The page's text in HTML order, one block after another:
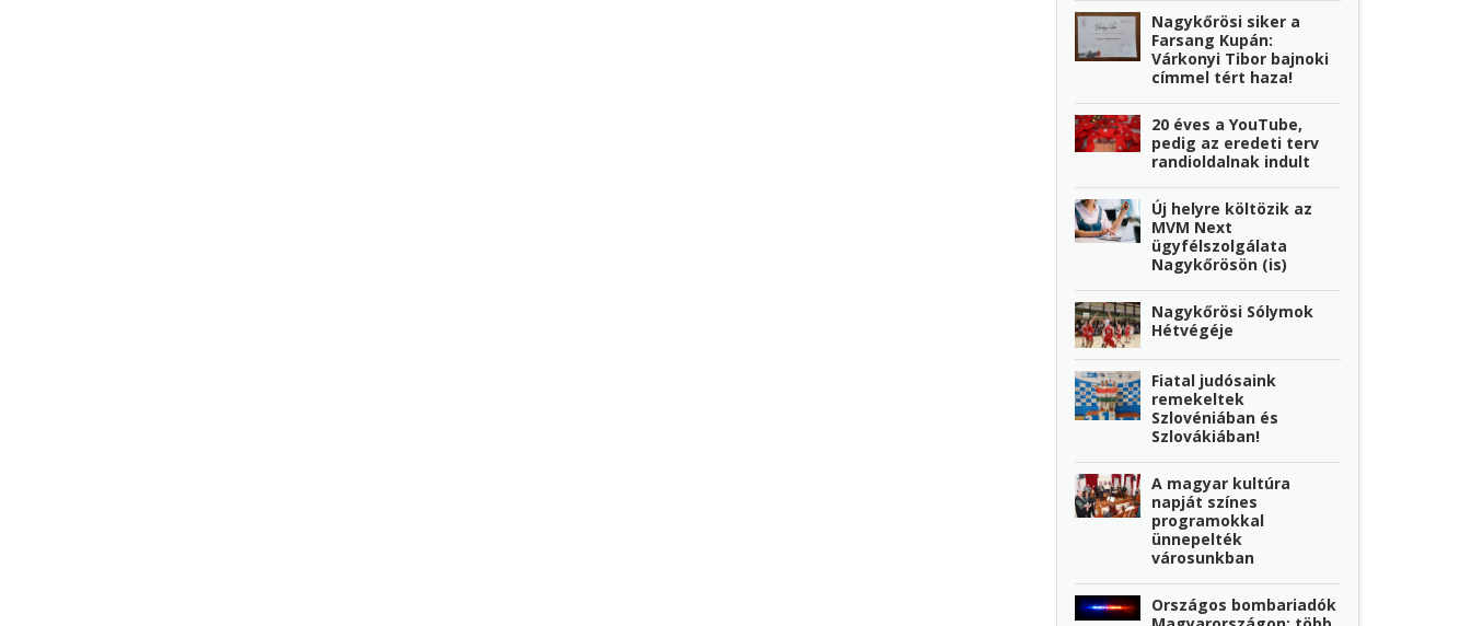
Nagykőrösi siker a
Farsang Kupán:
Várkonyi Tibor bajnoki
címmel tért haza!
20 éves a YouTube,
pedig az eredeti terv
randioldalnak indult
Új helyre költözik az
MVM Next
ügyfélszolgálata
Nagykőrösön (is)
Nagykőrösi Sólymok
Hétvégéje
Fiatal judósaink
remekeltek
Szlovéniában és
Szlovákiában!
A magyar kultúra
napját színes
programokkal
ünnepelték
városunkban
Országos bombariadók